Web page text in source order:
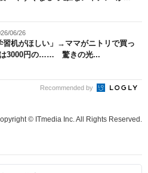
06/26
習机がほしい」→ママがニトリで買っ
は3000円の…… 驚きの光...
Recommended by
© ITmedia Inc. All Rights Reserved.